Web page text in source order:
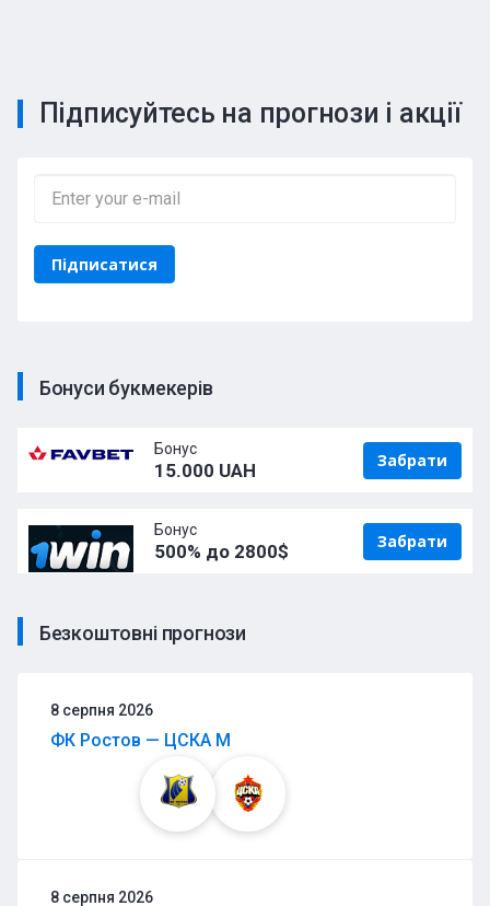
Бонуси букмекерів
Бонус
15.000 UAH Забрати
Бонус
500% до 2800$ Забрати
Безкоштовні прогнози
8 серпня 2026
ФК Ростов — ЦСКА М
8 серпня 2026
Підписуйтесь на прогнози і акції